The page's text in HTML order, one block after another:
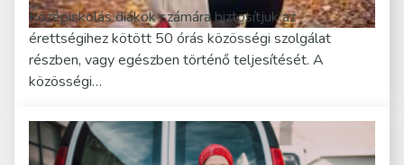
Középiskolás diákok számára biztosítjuk az
érettségihez kötött 50 órás közösségi szolgálat
részben, vagy egészben történő teljesítését. A
közösségi…